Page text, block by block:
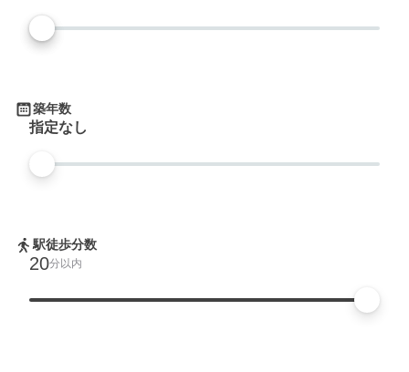
築年数
指定なし
駅徒歩分数
20分以内